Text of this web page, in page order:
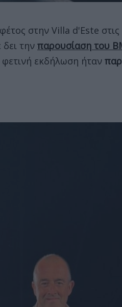
στην Villa d'Este στις
την παρουσίαση του
εκδήλωση ήταν